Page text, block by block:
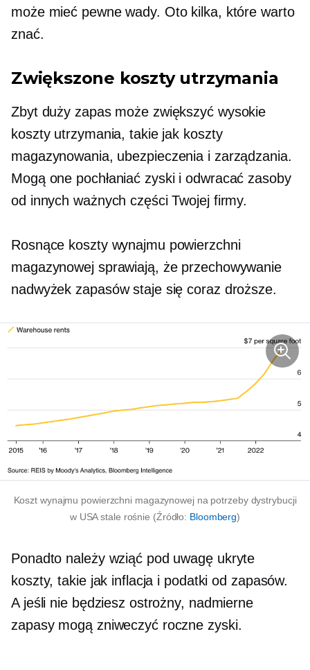
może mieć pewne wady. Oto kilka, które warto
znać.
Zwiększone koszty utrzymania
Zbyt duży zapas może zwiększyć wysokie
koszty utrzymania, takie jak koszty
magazynowania, ubezpieczenia i zarządzania.
Mogą one pochłaniać zyski i odwracać zasoby
od innych ważnych części Twojej firmy.
Rosnące koszty wynajmu powierzchni
magazynowej sprawiają, że przechowywanie
nadwyżek zapasów staje się coraz droższe.
Koszt wynajmu powierzchni magazynowej na potrzeby dystrybucji
w USA stale rośnie (Źródło: Bloomberg)
Ponadto należy wziąć pod uwagę ukryte
koszty, takie jak inflacja i podatki od zapasów.
A jeśli nie będziesz ostrożny, nadmierne
zapasy mogą zniweczyć roczne zyski.